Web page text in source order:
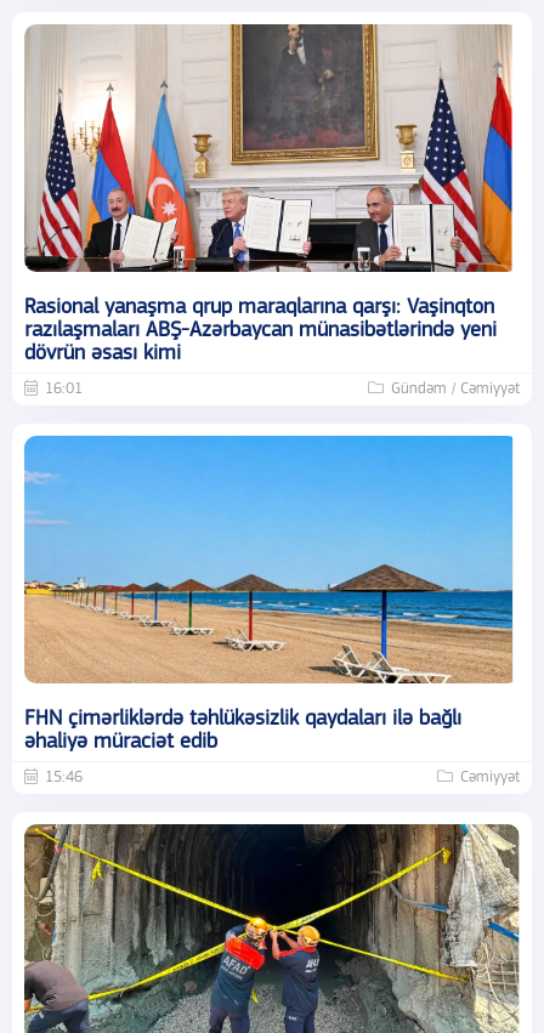
Rasional yanaşma qrup maraqlarına qarşı: Vaşinqton
razılaşmaları ABŞ-Azərbaycan münasibətlərində yeni
dövrün əsası kimi
16:01 Gündəm / Cəmiyyət
FHN çimərliklərdə təhlükəsizlik qaydaları ilə bağlı
əhaliyə müraciət edib
15:46 Cəmiyyət